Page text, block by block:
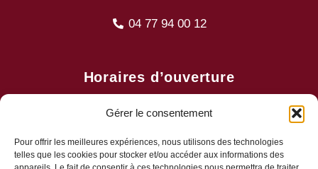
Gérer le consentement
Pour offrir les meilleures expériences, nous utilisons des technologies
telles que les cookies pour stocker et/ou accéder aux informations des
04 77 94 00 12
Horaires d’ouverture
Mardi, vendredi
8h30-13h30 & 13h30-17h00